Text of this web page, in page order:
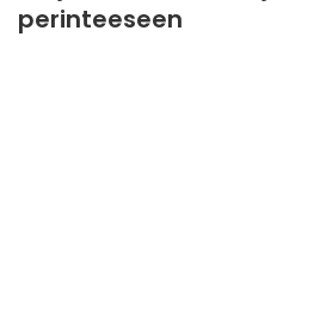
perinteeseen